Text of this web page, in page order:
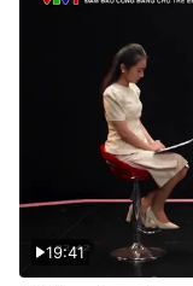
19:41